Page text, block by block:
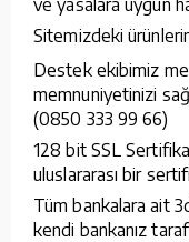
Sitemizdeki
Destek ekibimiz
memnuniyetinizi
(0850 333 99 66)
128 bit SSL
uluslararası bir
Tüm bankalara ait
kendi bankanız